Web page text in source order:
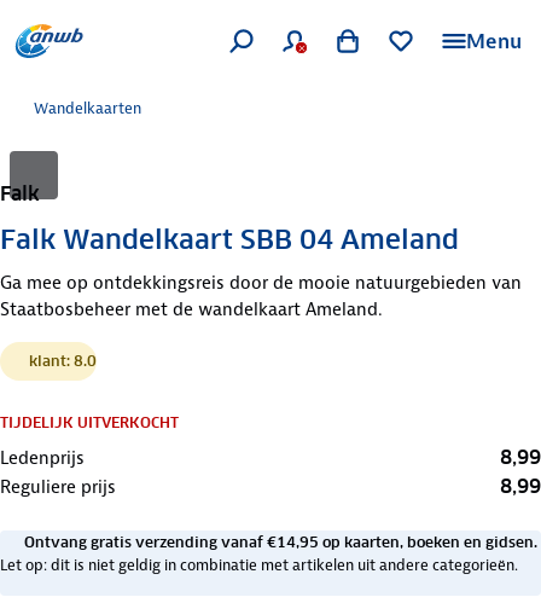
Menu
Wandelkaarten
Falk
Falk Wandelkaart SBB 04 Ameland
Ga mee op ontdekkingsreis door de mooie natuurgebieden van
Staatbosbeheer met de wandelkaart Ameland.
klant: 8.0
TIJDELIJK UITVERKOCHT
Ledenprijs 8,99
Reguliere prijs 8,99
Ontvang gratis verzending vanaf €14,95 op kaarten, boeken en gidsen.
Let op: dit is niet geldig in combinatie met artikelen uit andere categorieën.